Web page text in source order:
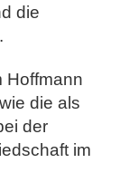
die
Hoffmann
die als
der
im